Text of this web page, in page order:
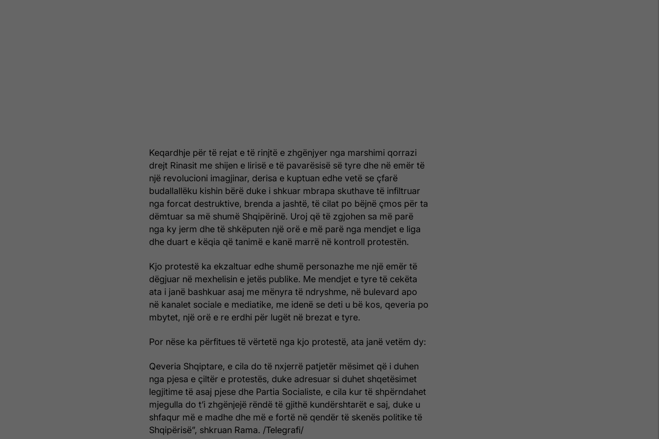
Keqardhje për të rejat e të rinjtë e zhgënjyer nga marshimi qorrazi
drejt Rinasit me shijen e lirisë e të pavarësisë së tyre dhe në emër të
një revolucioni imagjinar, derisa e kuptuan edhe vetë se çfarë
budallallëku kishin bërë duke i shkuar mbrapa skuthave të infiltruar
nga forcat destruktive, brenda a jashtë, të cilat po bëjnë çmos për ta
dëmtuar sa më shumë Shqipërinë. Uroj që të zgjohen sa më parë
nga ky jerm dhe të shkëputen një orë e më parë nga mendjet e liga
dhe duart e këqia që tanimë e kanë marrë në kontroll protestën.
Kjo protestë ka ekzaltuar edhe shumë personazhe me një emër të
dëgjuar në mexhelisin e jetës publike. Me mendjet e tyre të cekëta
ata i janë bashkuar asaj me mënyra të ndryshme, në bulevard apo
në kanalet sociale e mediatike, me idenë se deti u bë kos, qeveria po
mbytet, një orë e re erdhi për lugët në brezat e tyre.
Por nëse ka përfitues të vërtetë nga kjo protestë, ata janë vetëm dy:
Qeveria Shqiptare, e cila do të nxjerrë patjetër mësimet që i duhen
nga pjesa e çiltër e protestës, duke adresuar si duhet shqetësimet
legjitime të asaj pjese dhe Partia Socialiste, e cila kur të shpërndahet
mjegulla do t’i zhgënjejë rëndë të gjithë kundërshtarët e saj, duke u
shfaqur më e madhe dhe më e fortë në qendër të skenës politike të
Shqipërisë”, shkruan Rama. /Telegrafi/